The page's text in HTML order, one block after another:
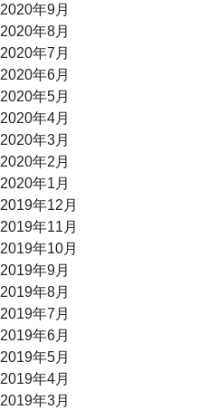
2020年9月
2020年8月
2020年7月
2020年6月
2020年5月
2020年4月
2020年3月
2020年2月
2020年1月
2019年12月
2019年11月
2019年10月
2019年9月
2019年8月
2019年7月
2019年6月
2019年5月
2019年4月
2019年3月